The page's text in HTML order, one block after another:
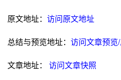
原文地址： 访问原文地址
总结与预览地址： 访问文章预览
文章地址： 访问文章快照